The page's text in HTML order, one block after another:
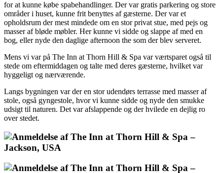
for at kunne købe spabehandlinger. Der var gratis parkering og store
områder i huset, kunne frit benyttes af gæsterne. Der var et
opholdsrum der mest mindede om en stor privat stue, med pejs og
masser af bløde møbler. Her kunne vi sidde og slappe af med en
bog, eller nyde den daglige afternoon the som der blev serveret.
Mens vi var på The Inn at Thorn Hill & Spa var værtsparet også til
stede om eftermiddagen og talte med deres gæsterne, hvilket var
hyggeligt og nærværende.
Langs bygningen var der en stor udendørs terrasse med masser af
stole, også gyngestole, hvor vi kunne sidde og nyde den smukke
udsigt til naturen. Det var afslappende og der hvilede en dejlig ro
over stedet.